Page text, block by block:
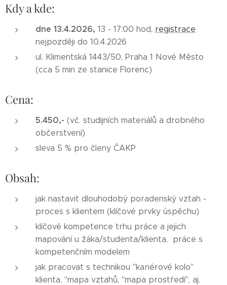
Kdy a kde:
dne 13.4.2026, 13 - 17:00 hod, registrace
nejpozději do 10.4.2026
ul. Klimentská 1443/50, Praha 1 Nové Město
(cca 5 min ze stanice Florenc)
Cena:
5.450,- (vč. studijních materiálů a drobného
občerstvení)
sleva 5 % pro členy ČAKP
Obsah:
jak nastavit dlouhodobý poradenský vztah -
proces s klientem (klíčové prvky úspěchu)
klíčové kompetence trhu práce a jejich
mapování u žáka/studenta/klienta, práce s
kompetenčním modelem
jak pracovat s technikou "kariérové kolo"
klienta, "mapa vztahů, "mapa prostředí", aj.